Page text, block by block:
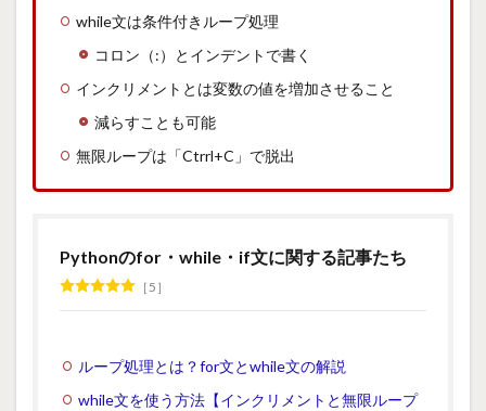
while文は条件付きループ処理
コロン（:）とインデントで書く
インクリメントとは変数の値を増加させること
減らすことも可能
無限ループは「Ctrrl+C」で脱出
Pythonのfor・while・if文に関する記事たち
5
ループ処理とは？for文とwhile文の解説
while文を使う方法【インクリメントと無限ループ